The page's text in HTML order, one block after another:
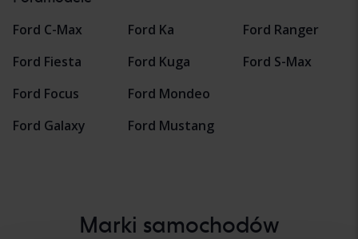
Ford C-Max
Ford Fiesta
Ford Focus
Ford Galaxy
Ford Ka
Ford Kuga
Ford Mondeo
Ford Mustang
Ford Ranger
Ford S-Max
Marki samochodów